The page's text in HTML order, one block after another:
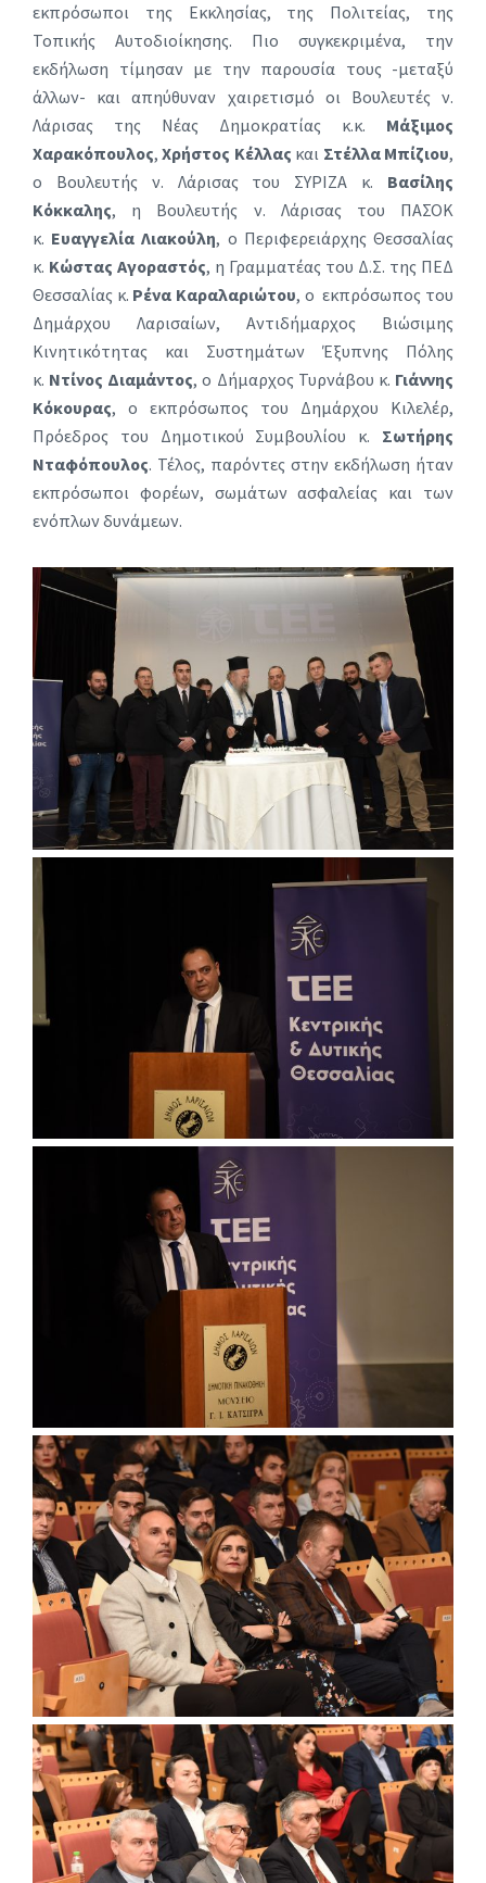
εκπρόσωποι της Εκκλησίας, της Πολιτείας, της
Τοπικής Αυτοδιοίκησης. Πιο συγκεκριμένα, την
εκδήλωση τίμησαν με την παρουσία τους -μεταξύ
άλλων- και απηύθυναν χαιρετισμό οι Βουλευτές ν.
Λάρισας της Νέας Δημοκρατίας κ.κ. Μάξιμος
Χαρακόπουλος,Χρήστος Κέλλας και Στέλλα Μπίζιου,
ο Βουλευτής ν. Λάρισας του ΣΥΡΙΖΑ κ. Βασίλης
Κόκκαλης, η Βουλευτής ν. Λάρισας του ΠΑΣΟΚ
κ. Ευαγγελία Λιακούλη, ο Περιφερειάρχης Θεσσαλίας
κ. Κώστας Αγοραστός, η Γραμματέας του Δ.Σ. της ΠΕΔ
Θεσσαλίας κ. Ρένα Καραλαριώτου, ο εκπρόσωπος του
Δημάρχου Λαρισαίων, Αντιδήμαρχος Βιώσιμης
Κινητικότητας και Συστημάτων Έξυπνης Πόλης
κ. Ντίνος Διαμάντος, ο Δήμαρχος Τυρνάβου κ. Γιάννης
Κόκουρας, ο εκπρόσωπος του Δημάρχου Κιλελέρ,
Πρόεδρος του Δημοτικού Συμβουλίου κ. Σωτήρης
Νταφόπουλος. Τέλος, παρόντες στην εκδήλωση ήταν
εκπρόσωποι φορέων, σωμάτων ασφαλείας και των
ενόπλων δυνάμεων.